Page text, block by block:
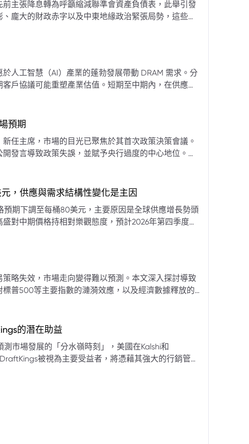
主張降息轉為呼籲縮減聯準會資產負債表，此舉引發
龐大的財政赤字以及中東地緣政治緊張局勢，這些因
。專家預計將進入政策觀望期，重點將放在維持較高
人工智慧（AI）產業的蓬勃發展帶動 DRAM 需求。分
戶協議可能重塑產業估值。短期至中期內，在供應受
預期
任主席，市場的目光已聚焦於其首次政策決策會議。
發言導致政策失誤，並賦予央行過度的中心地位。他
預期市場信號的依賴，並強化對經濟基本面的關注。
，供應與需求結構性變化是主因
期下調至每桶80美元，主要原因是全球供應增長勢頭
對中期價格持相對樂觀態度，預計2026年第四季度布
圭亞那、委內瑞拉及阿聯酋的產量提升，加上需求端
至600萬桶）因需求疲軟和市場已存在的供過於求而
，極端情況下2027年甚至可能觸及140美元。相對地，
回落至每桶70美元左右，2027年則可能降至每桶60
略失效，市場走向變得難以預測。本文深入探討導致
普500等主要指數的漣漪效應，以及經濟數據釋放的
成為新常態。重點摘要包括：先前「逢低買入」策略
會緊
輪動與風格
的潛在助益
市場發展的「分水嶺時刻」，美國在Kalshi和
被視為主要受益者，將憑藉其強大的行銷管
將到來的NFL賽季做準備。